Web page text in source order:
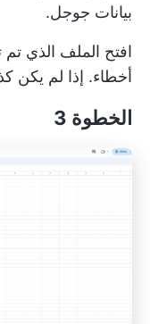
بيانات جوجل.
افتح الملف الذي
أخطاء. إذا لم يكن
الخطوة 3